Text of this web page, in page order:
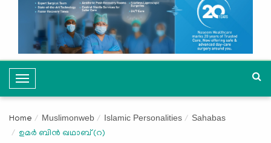
T
o
g
l
Home Muslimonweb Islamic Personalities Sahabas
ഉമര്‍ ബിന്‍ ഖഥാബ് (റ)